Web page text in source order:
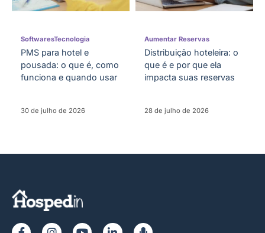
SoftwaresTecnologia
PMS para hotel e
pousada: o que é, como
funciona e quando usar
30 de julho de 2026
Aumentar Reservas
Distribuição hoteleira: o
que é e por que ela
impacta suas reservas
28 de julho de 2026